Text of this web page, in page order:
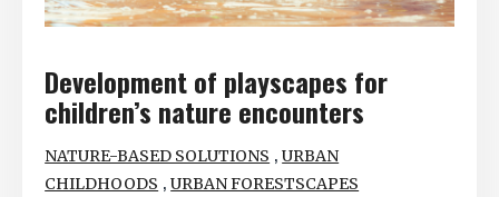
Development of playscapes for
children’s nature encounters
NATURE-BASED SOLUTIONS ,URBAN
CHILDHOODS ,URBAN FORESTSCAPES